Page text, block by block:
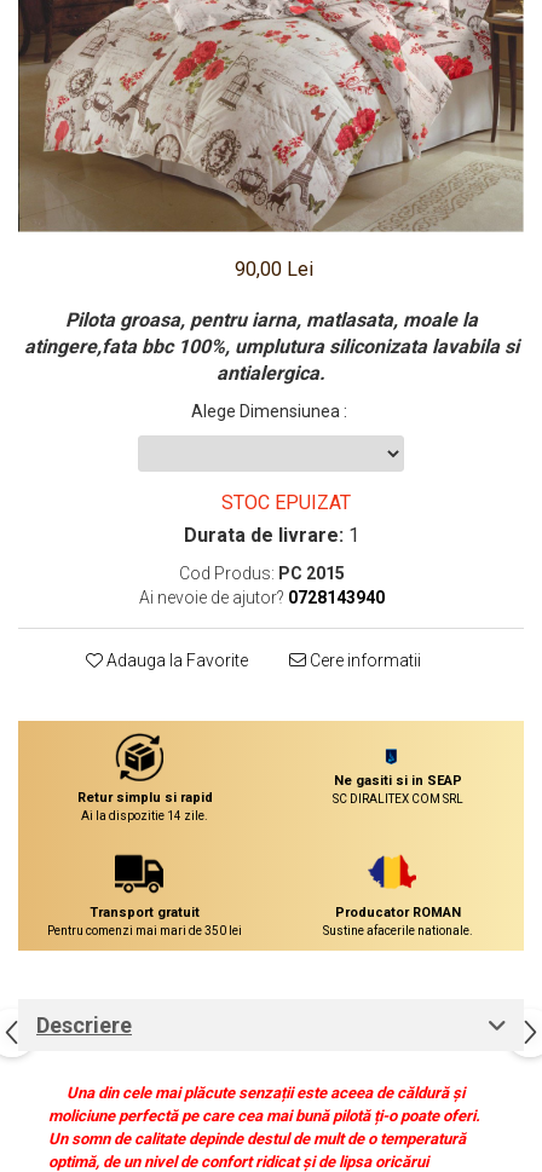
Pritectii saltele Matlasate
Cearsafuri si Fete de Perne
Fete de masa
90,00 Lei
Pilota groasa, pentru iarna, matlasata, moale la
atingere,fata bbc 100%, umplutura siliconizata lavabila si
antialergica.
Alege Dimensiunea :
STOC EPUIZAT
Durata de livrare: 1
Cod Produs: PC 2015
Ai nevoie de ajutor? 0728143940
Adauga la Favorite Cere informatii
Retur simplu si rapid
Ai la dispozitie 14 zile.
Ne gasiti si in SEAP
SC DIRALITEX COM SRL
Transport gratuit
Pentru comenzi mai mari de 350 lei
Producator ROMAN
Sustine afacerile nationale.
Descriere
Una din cele mai plăcute senzații este aceea de căldură și
moliciune perfectă pe care cea mai bună pilotă ți-o poate oferi.
Un somn de calitate depinde destul de mult de o temperatură
optimă, de un nivel de confort ridicat și de lipsa oricărui